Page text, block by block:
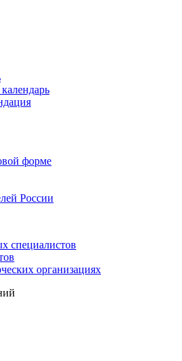
форме
России
специалистов
организациях